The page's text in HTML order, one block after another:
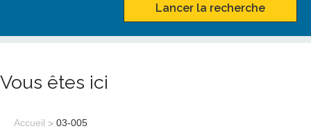
Lancer la recherche
Vous êtes ici
Accueil 03-005